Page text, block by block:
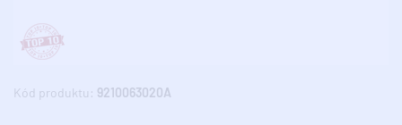
Kód produktu: 9210063020A